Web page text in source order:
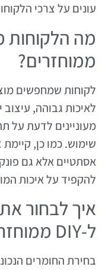
עונים על צרכי
מה הלקוחות
ממוחזרים?
לקוחות שמחפשים
לאיכות גבוהה, עיצוב
מעוניינים לדעת על
שימוש. כמו כן,
אסתטיים אלא גם
להקפיד על איכות
איך לבחור
ל-DIY ממוחזר?
בחירת החומרים